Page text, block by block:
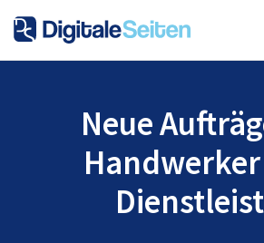
Neue